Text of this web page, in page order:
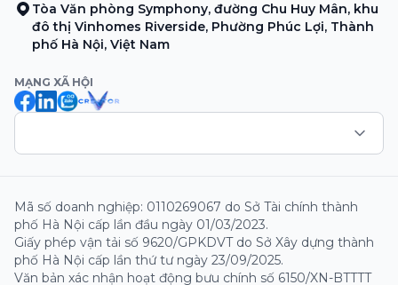
Tòa Văn phòng Symphony, đường Chu Huy Mân, khu
đô thị Vinhomes Riverside, Phường Phúc Lợi, Thành
phố Hà Nội, Việt Nam
MẠNG XÃ HỘI
Mã số doanh nghiệp: 0110269067 do Sở Tài chính thành
phố Hà Nội cấp lần đầu ngày 01/03/2023.
Giấy phép vận tải số 9620/GPKDVT do Sở Xây dựng thành
phố Hà Nội cấp lần thứ tư ngày 23/09/2025.
Văn bản xác nhận hoạt động bưu chính số 6150/XN-BTTTT